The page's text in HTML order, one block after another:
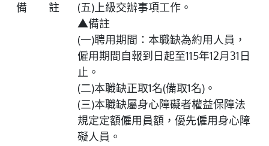
備 註
(五)上級交辦事項工作。
▲備註
(一)聘用期間：本職缺為約用人員，
僱用期間自報到日起至115年12月31日
止。
(二)本職缺正取1名(備取1名)。
(三)本職缺屬身心障礙者權益保障法
規定定額僱用員額，優先僱用身心障
礙人員。